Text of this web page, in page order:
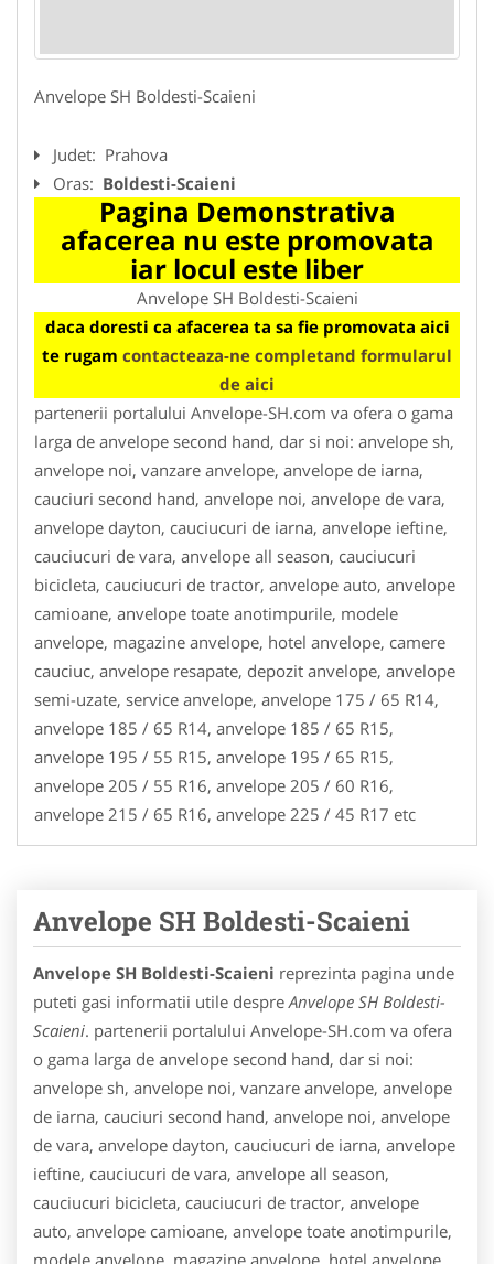
Anvelope SH Boldesti-Scaieni
Judet: Prahova
Oras: Boldesti-Scaieni
Pagina Demonstrativa
afacerea nu este promovata
iar locul este liber
Anvelope SH Boldesti-Scaieni
daca doresti ca afacerea ta sa fie promovata aici
te rugam contacteaza-ne completand formularul
de aici
partenerii portalului Anvelope-SH.com va ofera o gama
larga de anvelope second hand, dar si noi: anvelope sh,
anvelope noi, vanzare anvelope, anvelope de iarna,
cauciuri second hand, anvelope noi, anvelope de vara,
anvelope dayton, cauciucuri de iarna, anvelope ieftine,
cauciucuri de vara, anvelope all season, cauciucuri
bicicleta, cauciucuri de tractor, anvelope auto, anvelope
camioane, anvelope toate anotimpurile, modele
anvelope, magazine anvelope, hotel anvelope, camere
cauciuc, anvelope resapate, depozit anvelope, anvelope
semi-uzate, service anvelope, anvelope 175 / 65 R14,
anvelope 185 / 65 R14, anvelope 185 / 65 R15,
anvelope 195 / 55 R15, anvelope 195 / 65 R15,
anvelope 205 / 55 R16, anvelope 205 / 60 R16,
anvelope 215 / 65 R16, anvelope 225 / 45 R17 etc
Anvelope SH Boldesti-Scaieni
Anvelope SH Boldesti-Scaieni reprezinta pagina unde
puteti gasi informatii utile despre Anvelope SH Boldesti-
Scaieni. partenerii portalului Anvelope-SH.com va ofera
o gama larga de anvelope second hand, dar si noi:
anvelope sh, anvelope noi, vanzare anvelope, anvelope
de iarna, cauciuri second hand, anvelope noi, anvelope
de vara, anvelope dayton, cauciucuri de iarna, anvelope
ieftine, cauciucuri de vara, anvelope all season,
cauciucuri bicicleta, cauciucuri de tractor, anvelope
auto, anvelope camioane, anvelope toate anotimpurile,
modele anvelope, magazine anvelope, hotel anvelope,